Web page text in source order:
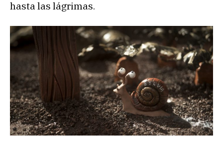
hasta las lágrimas.